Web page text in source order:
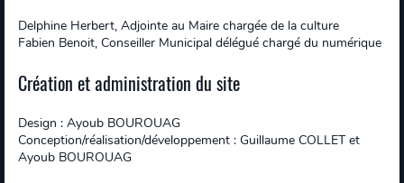
Delphine Herbert, Adjointe au Maire chargée de la culture
Fabien Benoit, Conseiller Municipal délégué chargé du numérique
Création et administration du site
Design : Ayoub BOUROUAG
Conception/réalisation/développement : Guillaume COLLET et
Ayoub BOUROUAG